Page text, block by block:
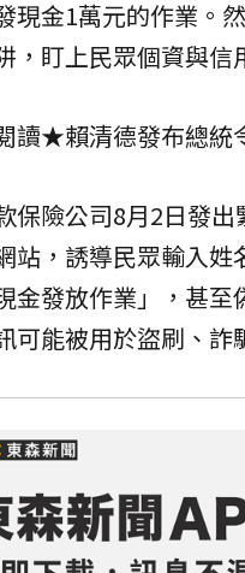
現金1萬元的作業。
，盯上民眾個資與信
讀★賴清德發布總統
保險公司8月2日發
站，誘導民眾輸入
金發放作業」，甚至
可能被用於盜刷、詐